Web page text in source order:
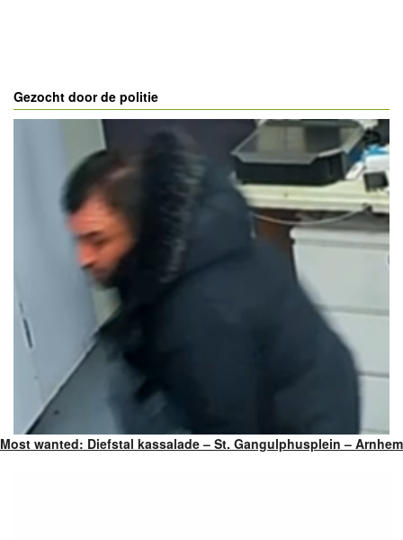
Gezocht door de politie
Most wanted: Diefstal kassalade – St. Gangulphusplein – Arnhem